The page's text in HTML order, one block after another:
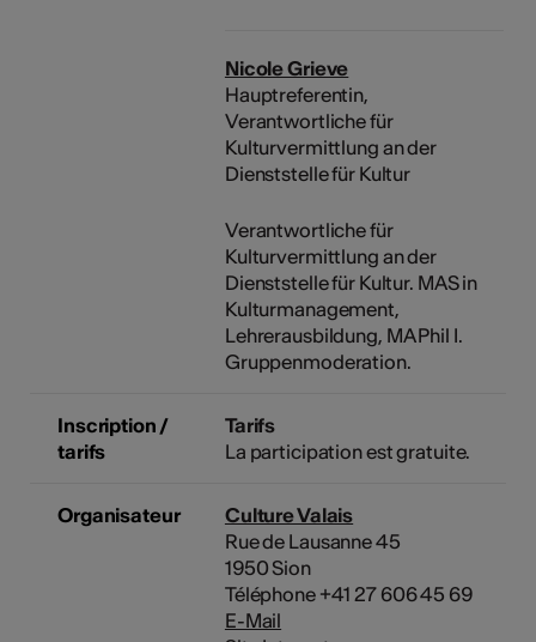
Nicole Grieve
Hauptreferentin,
Verantwortliche für
Kulturvermittlung an der
Dienststelle für Kultur
Verantwortliche für
Kulturvermittlung an der
Dienststelle für Kultur. MAS in
Kulturmanagement,
Lehrerausbildung, MA Phil I.
Gruppenmoderation.
Inscription /
tarifs
Tarifs
La participation est gratuite.
Organisateur
Culture Valais
Rue de Lausanne 45
1950 Sion
Téléphone +41 27 606 45 69
E-Mail